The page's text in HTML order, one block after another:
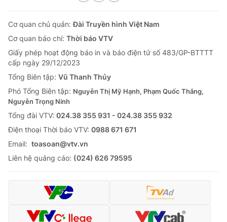
Cơ quan chủ quản:Đài Truyền hình Việt Nam
Cơ quan báo chí: Thời báo VTV
Giấy phép hoạt động báo in và báo điện tử số 483/GP-BTTTT
cấp ngày 29/12/2023
Tổng Biên tập: Vũ Thanh Thủy
Phó Tổng Biên tập: Nguyễn Thị Mỹ Hạnh, Phạm Quốc Thắng,
Nguyễn Trọng Ninh
Tổng đài VTV: 024.38 355 931 - 024.38 355 932
Ðiện thoại Thời báo VTV: 0988 671 671
Email: toasoan@vtv.vn
Liên hệ quảng cáo: (024) 626 79595